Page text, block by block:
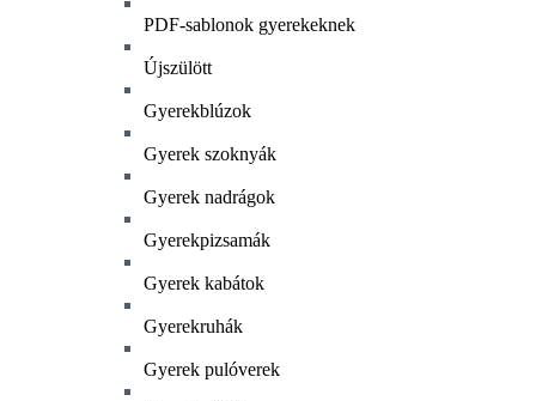
PDF-sablonok gyerekeknek
Újszülött
Gyerekblúzok
Gyerek szoknyák
Gyerek nadrágok
Gyerekpizsamák
Gyerek kabátok
Gyerekruhák
Gyerek pulóverek